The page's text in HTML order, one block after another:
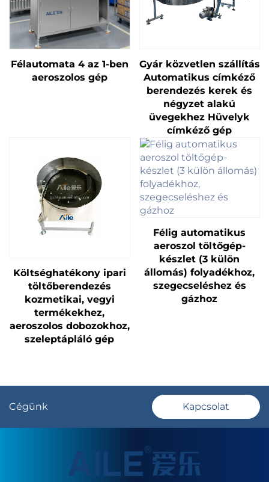
Félautomata 4 az 1-ben
aeroszolos gép
Gyár közvetlen szállítás
Automatikus címkéző
berendezés kerek és
négyzet alakú
üvegekhez Hüvelyk
címkéző gép
Költséghatékony ipari
töltőberendezés
kozmetikai, vegyi
termékekhez,
aeroszolos dobozokhoz,
szeleptápláló gép
Félig automatikus
aeroszol töltőgép-
készlet (3 külön
állomás) folyadékhoz,
szegecseléshez és
gázhoz
Cégünk Kapcsolat